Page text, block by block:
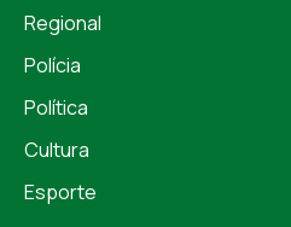
Regional
Polícia
Política
Cultura
Esporte